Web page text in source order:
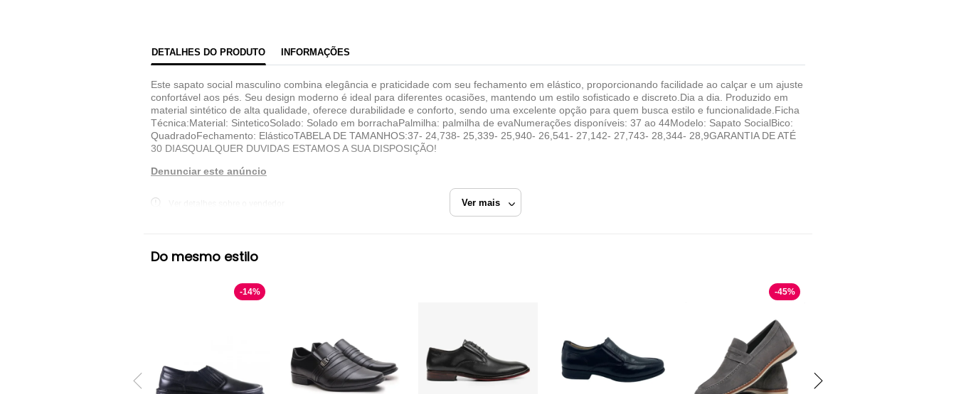
Razão Social
HELOISA SERAFIM RAMOS COSTA ME.
DETALHES DO PRODUTO INFORMAÇÕES
Ver mais
Este sapato social masculino combina elegância e praticidade com seu fechamento em elástico, proporcionando facilidade ao calçar e um ajuste
confortável aos pés. Seu design moderno é ideal para diferentes ocasiões, mantendo um estilo sofisticado e discreto.Dia a dia. Produzido em
material sintético de alta qualidade, oferece durabilidade e conforto, sendo uma excelente opção para quem busca estilo e funcionalidade.Ficha
Técnica:Material: SinteticoSolado: Solado em borrachaPalmilha: palmilha de evaNumerações disponíveis: 37 ao 44Modelo: Sapato SocialBico:
QuadradoFechamento: ElásticoTABELA DE TAMANHOS:37- 24,738- 25,339- 25,940- 26,541- 27,142- 27,743- 28,344- 28,9GARANTIA DE ATÉ
30 DIASQUALQUER DUVIDAS ESTAMOS A SUA DISPOSIÇÃO!
Denunciar este anúncio
Yes Basic Sapato Social Sem Cadarço Yes Basic
Do mesmo estilo
-14% -45%